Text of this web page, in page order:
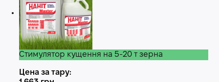
Стимулятор кущення на 5-20 т зерна
Цена за тару: